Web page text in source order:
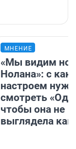
МНЕНИЕ
«Мы видим
Нолана»: с
настроем
смотреть
чтобы она не
выглядела как